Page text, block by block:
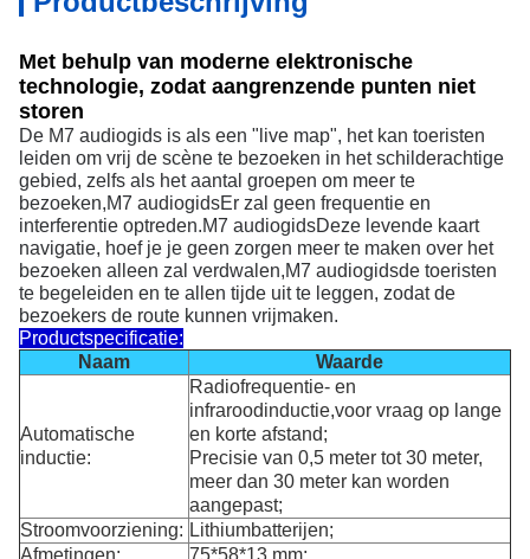
Met behulp van moderne elektronische
technologie, zodat aangrenzende punten niet
storen
De M7 audiogids is als een "live map", het kan toeristen
leiden om vrij de scène te bezoeken in het schilderachtige
gebied, zelfs als het aantal groepen om meer te
bezoeken,M7 audiogidsEr zal geen frequentie en
interferentie optreden.M7 audiogidsDeze levende kaart
navigatie, hoef je je geen zorgen meer te maken over het
bezoeken alleen zal verdwalen,M7 audiogidsde toeristen
te begeleiden en te allen tijde uit te leggen, zodat de
bezoekers de route kunnen vrijmaken.
Productspecificatie:
Naam
Waarde
Automatische
inductie:
Radiofrequentie- en
infraroodinductie,voor vraag op lange
en korte afstand;
Precisie van 0,5 meter tot 30 meter,
meer dan 30 meter kan worden
aangepast;
Stroomvoorziening: Lithiumbatterijen;
Afmetingen:
75*58*13 mm;